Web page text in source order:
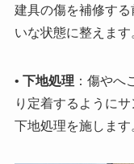
建具の傷を補修す
いな状態に整えます
• 下地処理 ：傷やへ
り定着するように
下地処理を施します